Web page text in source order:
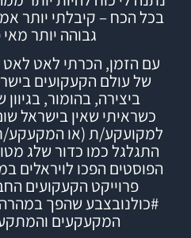
בכל הכח – קיבלתי יותר
גבוהה יותר
עם הזמן, הכרתי לאט
של עולם הקעקועים
ביצירה, בהומור,
כשראיתי שאין בישראל
למקועקע/ת (או
התגלגל כמו כדור שלג
הפוסטים הפכו לויראלים
פרוייקט הקעקועים
#כולנובצבעשהפך במהרה
המקעקעים